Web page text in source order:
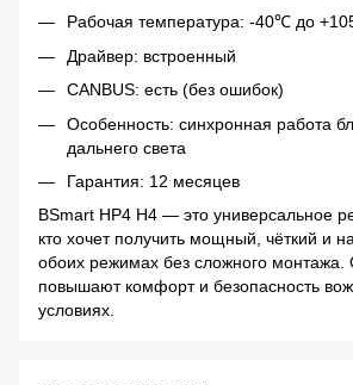
Рабочая температура: -40℃ до
Драйвер: встроенный
CANBUS: есть (без ошибок)
Особенность: синхронная работа
дальнего света
Гарантия: 12 месяцев
BSmart HP4 H4 — это универсальное
кто хочет получить мощный, чёткий и
обоих режимах без сложного монтажа.
повышают комфорт и безопасность
условиях.